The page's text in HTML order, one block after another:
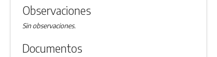
Observaciones
Sin observaciones.
Documentos